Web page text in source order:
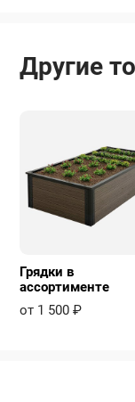
Другие
Грядки в
ассортименте
от 1 500 ₽